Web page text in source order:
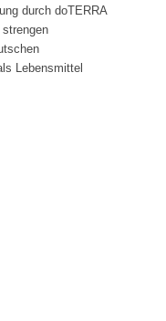
durch doTERRA
Lebensmittel